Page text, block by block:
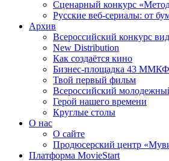
Сценарный конкурс
Русские веб-сериалы: от
Архив
Всероссийский конкурс
New Distribution
Как создаётся кино
Бизнес-площадка 43 ММКФ
Твой первый фильм
Всероссийский
Герой нашего времени
Круглые столы
О нас
О сайте
Продюсерский центр
Платформа MovieStart